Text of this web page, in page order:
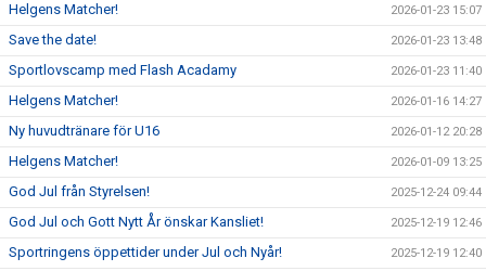
Helgens Matcher! 2026-01-23 15:07
Save the date! 2026-01-23 13:48
Sportlovscamp med Flash Acadamy 2026-01-23 11:40
Helgens Matcher! 2026-01-16 14:27
Ny huvudtränare för U16 2026-01-12 20:28
Helgens Matcher! 2026-01-09 13:25
God Jul från Styrelsen! 2025-12-24 09:44
God Jul och Gott Nytt År önskar Kansliet! 2025-12-19 12:46
Sportringens öppettider under Jul och Nyår! 2025-12-19 12:40